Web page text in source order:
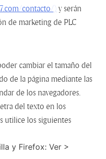
contacto/) y serán
de marketing de PLC
cambiar el tamaño del
de la página mediante las
de los navegadores.
del texto en los
utilice los siguientes
y Firefox: Ver >